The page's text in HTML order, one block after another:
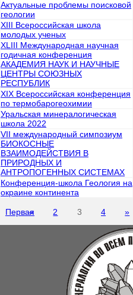
Актуальные проблемы поисковой
геологии
XIII Всероссийская школа
молодых ученых
XLIII Международная научная
годичная конференция
АКАДЕМИЯ НАУК И НАУЧНЫЕ
ЦЕНТРЫ СОЮЗНЫХ
РЕСПУБЛИК
XIX Всероссийская конференция
по термобарогеохимии
Уральская минералогическая
школа 2022
VII международный симпозиум
БИОКОСНЫЕ
ВЗАИМОДЕЙСТВИЯ В
ПРИРОДНЫХ И
АНТРОПОГЕННЫХ СИСТЕМАХ
Конференция-школа Геология на
окраине континента
Первая
« 2 3 4 »